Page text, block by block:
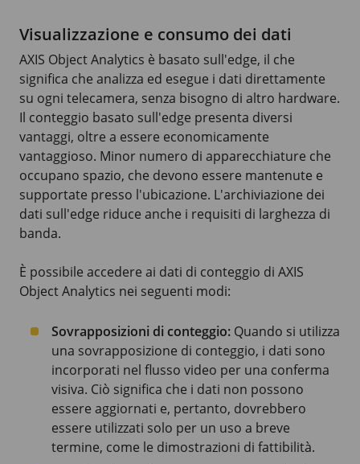
Visualizzazione e consumo dei dati
AXIS Object Analytics è basato sull'edge, il che
significa che analizza ed esegue i dati direttamente
su ogni telecamera, senza bisogno di altro hardware.
Il conteggio basato sull'edge presenta diversi
vantaggi, oltre a essere economicamente
vantaggioso. Minor numero di apparecchiature che
occupano spazio, che devono essere mantenute e
supportate presso l'ubicazione. L'archiviazione dei
dati sull'edge riduce anche i requisiti di larghezza di
banda.
È possibile accedere ai dati di conteggio di AXIS
Object Analytics nei seguenti modi:
Sovrapposizioni di conteggio: Quando si utilizza
una sovrapposizione di conteggio, i dati sono
incorporati nel flusso video per una conferma
visiva. Ciò significa che i dati non possono
essere aggiornati e, pertanto, dovrebbero
essere utilizzati solo per un uso a breve
termine, come le dimostrazioni di fattibilità.